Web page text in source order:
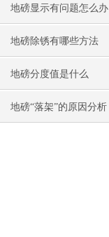
地磅显示有问题怎么办
地磅除锈有哪些方法
地磅分度值是什么
地磅“落架”的原因分析